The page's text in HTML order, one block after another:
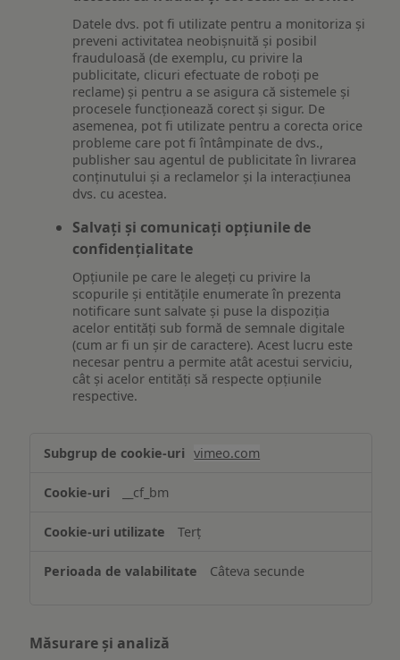
Datele dvs. pot fi utilizate pentru a monitoriza și
preveni activitatea neobișnuită și posibil
frauduloasă (de exemplu, cu privire la
publicitate, clicuri efectuate de roboți pe
reclame) și pentru a se asigura că sistemele și
procesele funcționează corect și sigur. De
asemenea, pot fi utilizate pentru a corecta orice
probleme care pot fi întâmpinate de dvs.,
publisher sau agentul de publicitate în livrarea
conținutului și a reclamelor și la interacțiunea
dvs. cu acestea.
Salvați și comunicați opțiunile de
confidențialitate
Opțiunile pe care le alegeți cu privire la
scopurile și entitățile enumerate în prezenta
notificare sunt salvate și puse la dispoziția
acelor entități sub formă de semnale digitale
(cum ar fi un șir de caractere). Acest lucru este
necesar pentru a permite atât acestui serviciu,
cât și acelor entități să respecte opțiunile
respective.
funcționalităților
ului
vimeo.com
__cf_bm
Terț
Câteva secunde
Măsurare și analiză